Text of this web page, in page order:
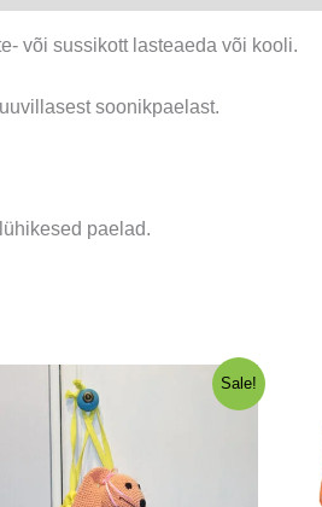
või sussikott lasteaeda või kooli.
soonikpaelast.
paelad.
Sale!